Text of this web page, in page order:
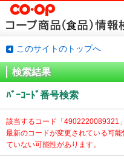
このサイトのトップへ
検索結果
ﾊﾞｰｺｰﾄﾞ番号検索
該当するコード「4902220089321
最新のコードが変更されている可
ていない可能性があります。